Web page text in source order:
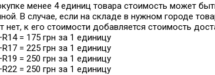
менее 4 единиц товара стоимость может
В случае, если на складе в нужном городе
нет, к его стоимости добавляется стоимость
= 175 грн за 1 единицу
= 225 грн за 1 единицу
= 250 грн за 1 единицу
= 250 грн за 1 единицу